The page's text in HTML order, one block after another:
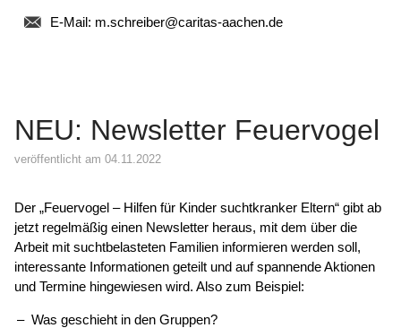
NEU: Newsletter Feuervogel
veröffentlicht am 04.11.2022
Der „Feuervogel – Hilfen für Kinder suchtkranker Eltern“ gibt ab
jetzt regelmäßig einen Newsletter heraus, mit dem über die
Arbeit mit suchtbelasteten Familien informieren werden soll,
interessante Informationen geteilt und auf spannende Aktionen
und Termine hingewiesen wird. Also zum Beispiel:
Was geschieht in den Gruppen?
E-Mail: m.schreiber@caritas-aachen.de